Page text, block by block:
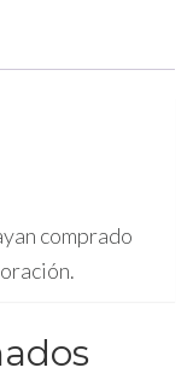
comprado